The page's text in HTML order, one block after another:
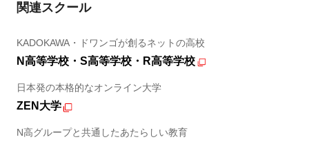
関連スクール
KADOKAWA・ドワンゴが創るネットの高校
N高等学校・S高等学校・R高等学校
日本発の本格的なオンライン大学
ZEN大学
N高グループと共通したあたらしい教育